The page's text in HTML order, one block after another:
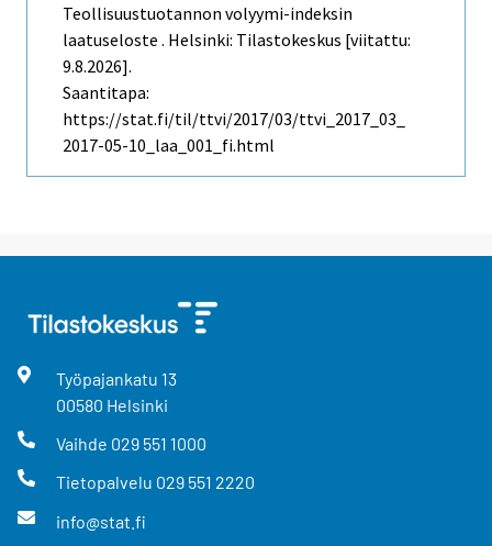
Teollisuustuotannon volyymi-indeksin
laatuseloste . Helsinki: Tilastokeskus [viitattu:
9.8.2026].
Saantitapa:
https://stat.fi/til/ttvi/2017/03/ttvi_2017_03_
2017-05-10_laa_001_fi.html
Työpajankatu 13
00580 Helsinki
Vaihde 029 551 1000
Tietopalvelu 029 551 2220
info@stat.fi